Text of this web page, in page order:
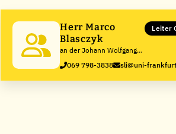
Herr Marco
Blasczyk
an der Johann Wolfgang
Goethe-Universität,
Frankfurt am Main
Leiter
069 798-3838 sli@uni-